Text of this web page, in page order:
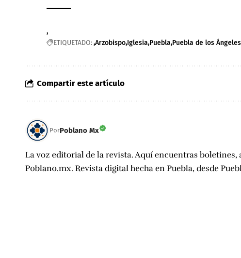
ETIQUETADO: Arzobispo Iglesia Puebla Puebla de los Ángeles
Compartir este artículo
PorPoblano Mx
La voz editorial de la revista. Aquí encuentras
Poblano.mx. Revista digital hecha en Puebla, desde